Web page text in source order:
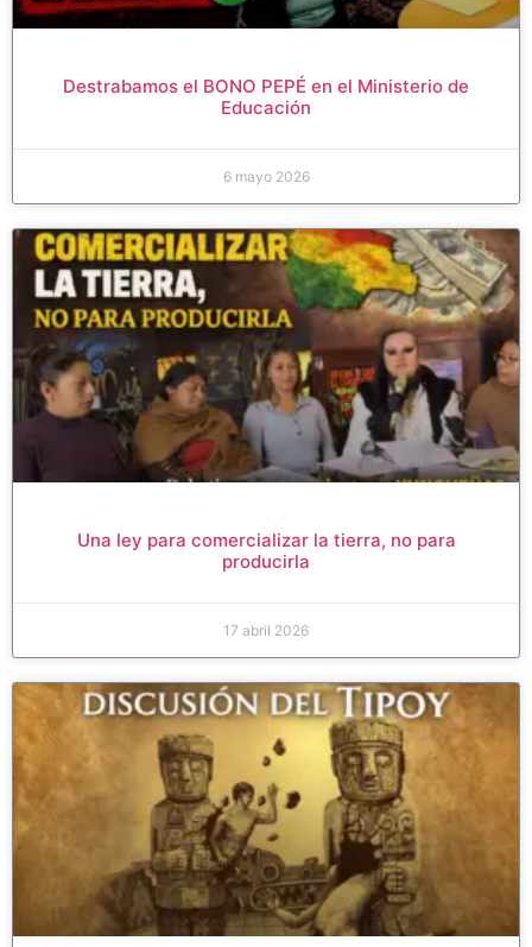
Destrabamos el BONO PEPÉ en el Ministerio de
Educación
6 mayo 2026
Una ley para comercializar la tierra, no para
producirla
17 abril 2026